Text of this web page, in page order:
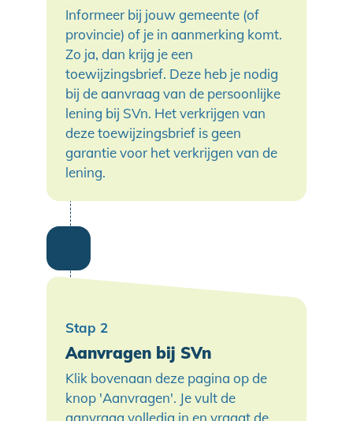
Informeer bij jouw gemeente (of
provincie) of je in aanmerking komt.
Zo ja, dan krijg je een
toewijzingsbrief. Deze heb je nodig
bij de aanvraag van de persoonlijke
lening bij SVn. Het verkrijgen van
deze toewijzingsbrief is geen
garantie voor het verkrijgen van de
lening.
Aanvragen bij SVn
Klik bovenaan deze pagina op de
knop 'Aanvragen'. Je vult de
aanvraag volledig in en vraagt de